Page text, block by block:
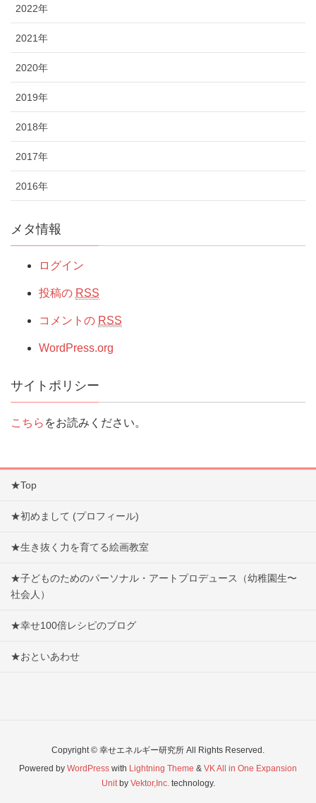
2022年
2021年
2020年
2019年
2018年
2017年
2016年
メタ情報
ログイン
投稿の RSS
コメントの RSS
WordPress.org
サイトポリシー
こちら をお読みください。
★Top
★初めまして (プロフィール)
★生き抜く力を育てる絵画教室
★子どものためのパーソナル・アートプロデュース（幼稚園生〜
社会人）
★幸せ100倍レシピのブログ
★おといあわせ
Copyright © 幸せエネルギー研究所 All Rights Reserved.
Powered by WordPress with Lightning Theme & VK All in One Expansion
Unitby Vektor,Inc. technology.